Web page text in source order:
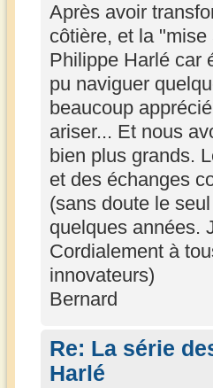
Après avoir
côtière, et la
Philippe Harlé car
pu naviguer
beaucoup
ariser... Et nous
bien plus grands.
et des échanges
(sans doute le
quelques années.
Cordialement à
innovateurs)
Bernard
Re: La série
Harlé